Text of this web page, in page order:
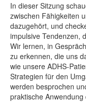
In dieser Sitzung
zwischen Fähigkeiten
dazugehört, und
impulsive Tendenzen,
Wir lernen, in
zu erkennen, die uns
wie unsere ADHS-
Strategien für den
werden besprochen
praktische